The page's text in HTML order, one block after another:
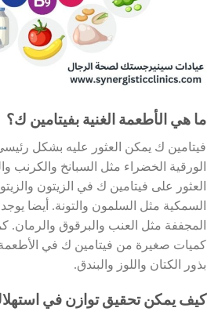
ما هي الأطعمة الغنية بفيتامين ك؟
فيتامين ك يمكن العثور عليه بشكل
الورقية الخضراء مثل السبانخ والكرنب
العثور على فيتامين ك في الزيتون
السمكية مثل السلمون والتونة. أيضا
المجففة مثل العنب والبرقوق والرمان.
كميات صغيرة من فيتامين ك في الأطعمة
بذور الكتان واللوز والبندق.
كيف يمكن تحقيق توازن في